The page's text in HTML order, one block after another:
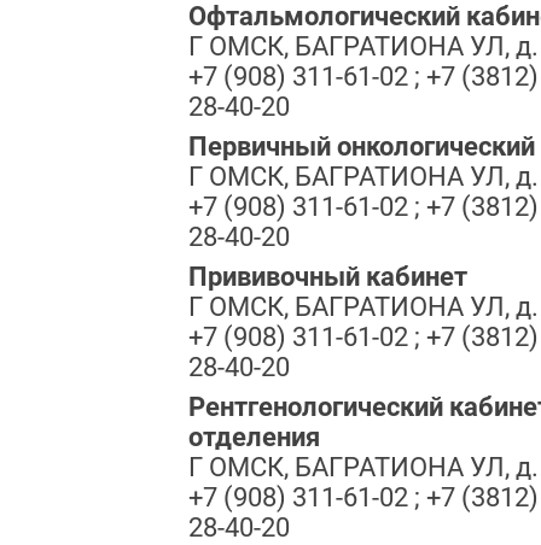
Офтальмологический
Г ОМСК, БАГРАТИОНА УЛ, д.
+7 (908) 311-61-02 ; +7
28-40-20
Первичный онкологический
Г ОМСК, БАГРАТИОНА УЛ, д.
+7 (908) 311-61-02 ; +7
28-40-20
Прививочный кабинет
Г ОМСК, БАГРАТИОНА УЛ, д.
+7 (908) 311-61-02 ; +7
28-40-20
Рентгенологический
отделения
Г ОМСК, БАГРАТИОНА УЛ, д.
+7 (908) 311-61-02 ; +7
28-40-20